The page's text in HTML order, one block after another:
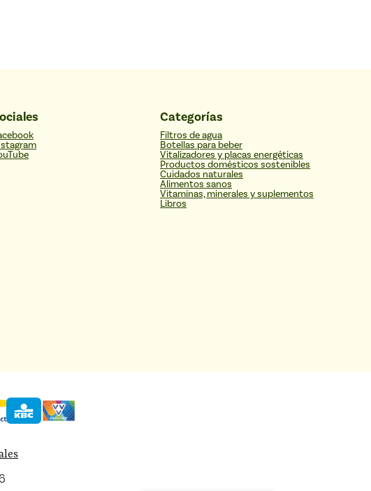
Categorías
Filtros de agua
Botellas para beber
Vitalizadores y placas energéticas
Productos domésticos sostenibles
Cuidados naturales
Alimentos sanos
Vitaminas, minerales y suplementos
Libros